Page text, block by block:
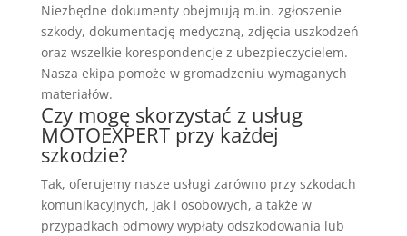
Niezbędne dokumenty obejmują m.in. zgłoszenie
szkody, dokumentację medyczną, zdjęcia uszkodzeń
oraz wszelkie korespondencje z ubezpieczycielem.
Nasza ekipa pomoże w gromadzeniu wymaganych
materiałów.
Czy mogę skorzystać z usług
MOTOEXPERT przy każdej
szkodzie?
Tak, oferujemy nasze usługi zarówno przy szkodach
komunikacyjnych, jak i osobowych, a także w
przypadkach odmowy wypłaty odszkodowania lub